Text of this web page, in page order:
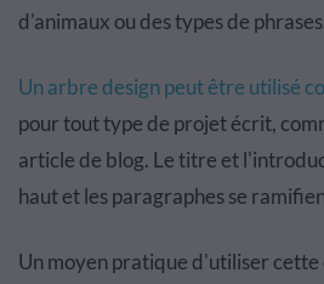
d'animaux ou des types de
Un arbre design peut être utilisé
pour tout type de projet écrit,
article de blog. Le titre et
haut et les paragraphes se
Un moyen pratique d'utiliser